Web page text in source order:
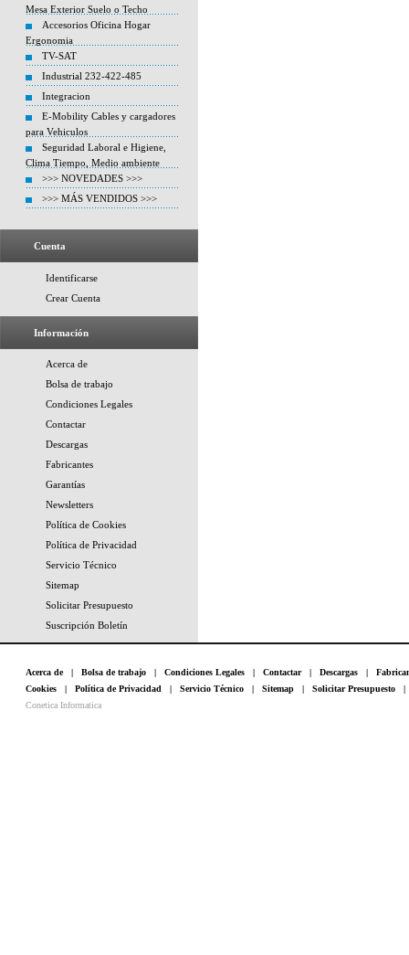
Mesa Exterior Suelo o Techo
Accesorios Oficina Hogar
Ergonomia
TV-SAT
Industrial 232-422-485
Integracion
E-Mobility Cables y cargadores
para Vehiculos
Seguridad Laboral e Higiene,
Clima Tiempo, Medio ambiente
>>> NOVEDADES >>>
>>> MÁS VENDIDOS >>>
Cuenta
Identificarse
Crear Cuenta
Información
Acerca de
Bolsa de trabajo
Condiciones Legales
Contactar
Descargas
Fabricantes
Garantías
Newsletters
Política de Cookies
Política de Privacidad
Servicio Técnico
Sitemap
Solicitar Presupuesto
Suscripción Boletín
Acerca de| Bolsa de trabajo | Condiciones Legales | Contactar| Descargas |
Cookies | Política de Privacidad | Servicio Técnico | Sitemap | Solicitar Presupuesto
Conetica Informatica